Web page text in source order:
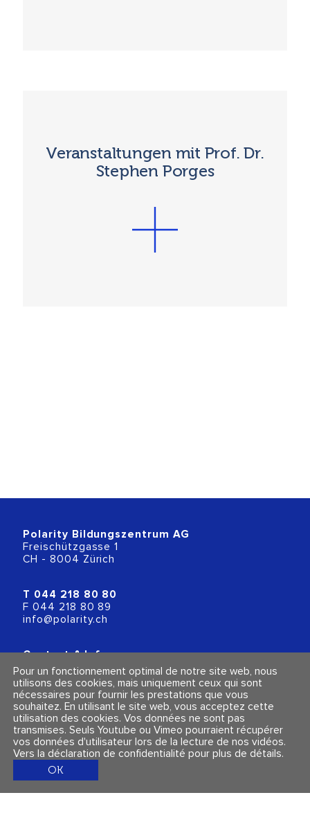
Veranstaltungen mit Prof. Dr.
Stephen Porges
Polarity Bildungszentrum AG
Freischützgasse 1
CH - 8004 Zürich
T 044 218 80 80
F 044 218 80 89
info@polarity.ch
Contact & Info
Conditions générales
Mentions légales et politique de confidentialité
Suivez-nous
Pour un fonctionnement optimal de notre site web, nous
utilisons des cookies, mais uniquement ceux qui sont
nécessaires pour fournir les prestations que vous
souhaitez. En utilisant le site web, vous acceptez cette
utilisation des cookies. Vos données ne sont pas
transmises. Seuls Youtube ou Vimeo pourraient récupérer
vos données d'utilisateur lors de la lecture de nos vidéos.
Vers la déclaration de confidentialité pour plus de détails.
OK